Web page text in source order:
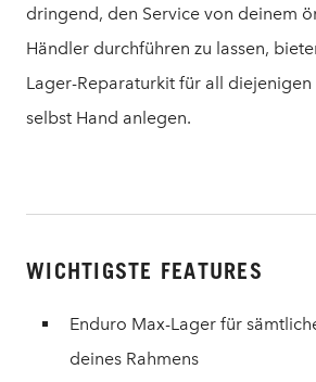
dringend, den Service von deinem
Händler durchführen zu lassen,
Lager-Reparaturkit für all
selbst Hand anlegen.
WICHTIGSTE FEATURES
Enduro Max-Lager für
deines Rahmens